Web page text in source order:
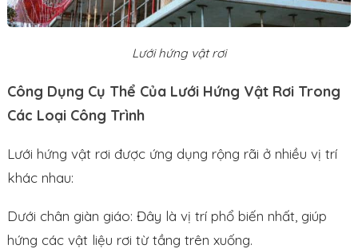
Lưới hứng vật rơi
Công Dụng Cụ Thể Của Lưới Hứng Vật Rơi Trong
Các Loại Công Trình
Lưới hứng vật rơi được ứng dụng rộng rãi ở nhiều vị trí
khác nhau:
Dưới chân giàn giáo: Đây là vị trí phổ biến nhất, giúp
hứng các vật liệu rơi từ tầng trên xuống.